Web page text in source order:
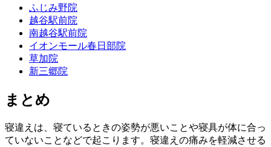
ふじみ野院
越谷駅前院
南越谷駅前院
イオンモール春日部院
草加院
新三郷院
まとめ
寝違えは、寝ているときの姿勢が悪いことや寝具が体に合っ
ていないことなどで起こります。寝違えの痛みを軽減させる